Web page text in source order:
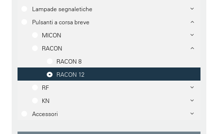
Lampade segnaletiche
Pulsanti a corsa breve
MICON
RACON
RACON 8
RACON 12
RF
KN
Accessori